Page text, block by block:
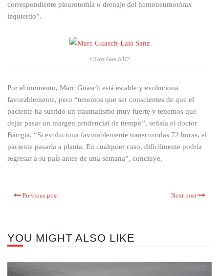
correspondiente pleurotomía o drenaje del hemoneumotórax
izquierdo”.
©Gas Gas KH7
Por el momento, Marc Guasch está estable y evoluciona
favorablemente, pero “tenemos que ser conscientes de que el
paciente ha sufrido un traumatismo muy fuerte y tenemos que
dejar pasar un margen prudencial de tiempo”, señala el doctor
Barrgia. “Si evoluciona favorablemente transcurridas 72 horas, el
paciente pasaría a planta. En cualquier caso, difícilmente podría
regresar a su país antes de una semana”, concluye.
Previous post Next post
YOU MIGHT ALSO LIKE